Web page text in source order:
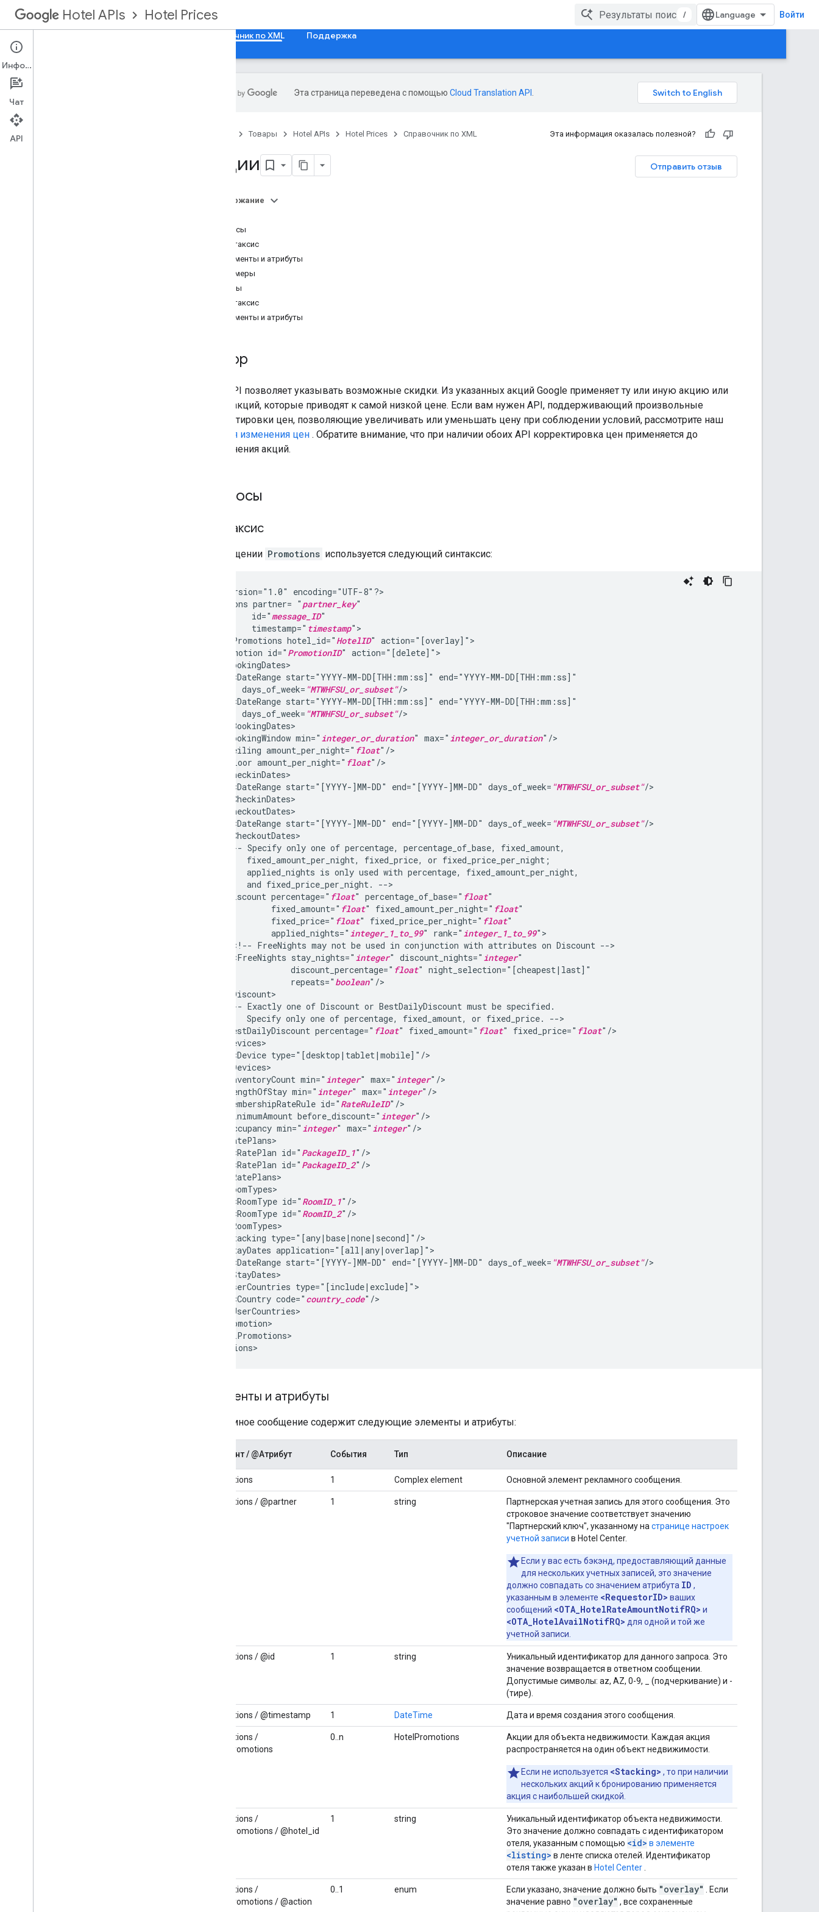
Hotel APIs Hotel Prices / Войти
Справочник по XML Поддержка
Список отелей
Доступность
Эта страница переведена с помощью Cloud Translation API
Товары Hotel APIs Hotel Prices Справочник по XML Эта информация оказалась полезной?
Отправить отзыв
Акции
Содержание
Запросы
Синтаксис
Элементы и атрибуты
Примеры
Ответы
Синтаксис
Элементы и атрибуты
Обзор
Этот API позволяет указывать возможные скидки. Из указанных акций Google применяет ту или иную акцию или
набор акций, которые приводят к самой низкой цене. Если вам нужен API, поддерживающий произвольные
корректировки цен, позволяющие увеличивать или уменьшать цену при соблюдении условий, рассмотрите наш
API для изменения цен . Обратите внимание, что при наличии обоих API корректировка цен применяется до
применения акций.
Запросы
Синтаксис
В сообщении Promotions используется следующий синтаксис:
version="1.0"
encoding="UTF-8"?>
<Promotions partner= " partner_key
id="message_ID
timestamp=" timestamp
<HotelPromotions hotel_id=" HotelID"
<Promotion id=" PromotionID"
<DateRange start="YYYY-MM-DD[THH:mm:ss]"
days_of_week= "MTWHFSU_or_subset"
<DateRange start="YYYY-MM-DD[THH:mm:ss]"
days_of_week= "MTWHFSU_or_subset"
<BookingWindow min=" integer_or_duration" max=" integer_or_duration
<Ceiling amount_per_night=" float
<Floor amount_per_night=" float
<DateRange start="[YYYY-]MM-DD" end="[YYYY-]MM-DD" days_of_week= "MTWHFSU_or_subset"
<DateRange start="[YYYY-]MM-DD" end="[YYYY-]MM-DD" days_of_week= "MTWHFSU_or_subset"
<!-- Specify only one of percentage, percentage_of_base,
fixed_amount_per_night,
fixed_price, or
applied_nights is only used with percentage,
and fixed_price_per_night.
<Discount percentage=" float" percentage_of_base=" float
fixed_amount=" float" fixed_amount_per_night=" float
fixed_price=" float" fixed_price_per_night=" float
applied_nights=" integer_1_to_99" rank=" integer_1_to_99
<!-- FreeNights may not be used in conjunction with attributes on Discount
<FreeNights stay_nights=" integer" discount_nights=" integer
discount_percentage=" float"
repeats=" boolean
<!-- Exactly one of Discount or BestDailyDiscount must be
Specify only one of percentage, fixed_amount, or fixed_price.
<BestDailyDiscount percentage=" float" fixed_amount=" float" fixed_price=" float
<Device
<InventoryCount min=" integer" max=" integer
<LengthOfStay min=" integer" max=" integer
<MembershipRateRule id=" RateRuleID
<MinimumAmount before_discount=" integer
<Occupancy min=" integer" max=" integer
<RatePlan id=" PackageID_1
<RatePlan id=" PackageID_2
<RoomType id=" RoomID_1
<RoomType id=" RoomID_2
<Stacking
<StayDates
<DateRange start="[YYYY-]MM-DD" end="[YYYY-]MM-DD" days_of_week= "MTWHFSU_or_subset"
<UserCountries
<Country code=" country_code
</HotelPromotions>
Элементы и атрибуты
Рекламное сообщение содержит следующие элементы и атрибуты:
Элемент / @Атрибут События Тип Описание
Promotions 1 Complex element Основной элемент рекламного сообщения.
Promotions / @partner 1 string
Партнерская учетная запись для этого сообщения. Это
строковое значение соответствует значению
"Партнерский ключ", указанному на странице настроек
учетной записи в Hotel Center.
Если у вас есть бэкэнд, предоставляющий данные
для нескольких учетных записей, это значение
должно совпадать со значением атрибута ID ,
указанным в элементе <RequestorID> ваших
сообщений <OTA_HotelRateAmountNotifRQ> и
<OTA_HotelAvailNotifRQ> для одной и той же
учетной записи.
Promotions / @id 1 string
Уникальный идентификатор для данного запроса. Это
значение возвращается в ответном сообщении.
Допустимые символы: az, AZ, 0-9, _ (подчеркивание) и -
(тире).
Promotions / @timestamp 1 DateTime Дата и время создания этого сообщения.
Promotions /
HotelPromotions
0..n HotelPromotions
Акции для объекта недвижимости. Каждая акция
распространяется на один объект недвижимости.
Если не используется <Stacking> , то при наличии
нескольких акций к бронированию применяется
акция с наибольшей скидкой.
Promotions /
HotelPromotions / @hotel_id
1 string
Уникальный идентификатор объекта недвижимости.
Это значение должно совпадать с идентификатором
отеля, указанным с помощью <id> в элементе
<listing> в ленте списка отелей. Идентификатор
отеля также указан в Hotel Center
Promotions /
HotelPromotions / @action
0..1 enum Если указано, значение должно быть "overlay"
. Если
значение равно "overlay" , все сохраненные
Информация
Чат
API